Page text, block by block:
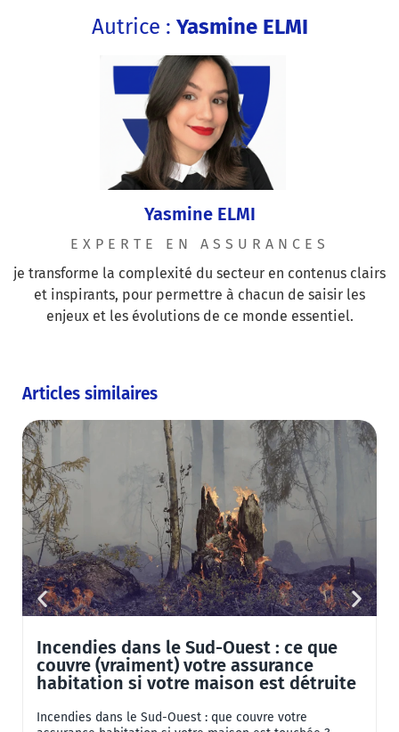
Autrice : Yasmine ELMI
Yasmine ELMI
EXPERTE EN ASSURANCES
je transforme la complexité du secteur en contenus clairs
et inspirants, pour permettre à chacun de saisir les
enjeux et les évolutions de ce monde essentiel.
Articles similaires
Incendies dans le Sud-Ouest : ce que
couvre (vraiment) votre assurance
habitation si votre maison est détruite
Incendies dans le Sud-Ouest : que couvre votre